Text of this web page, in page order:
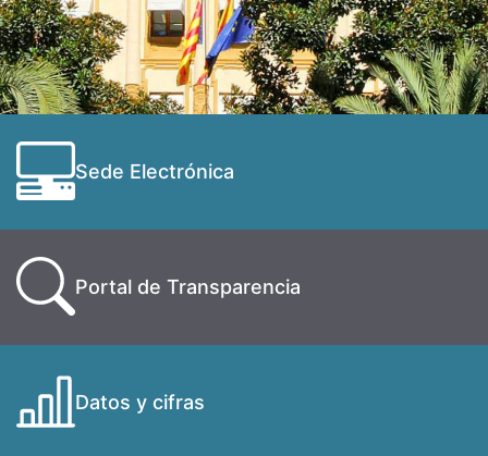
Sede Electrónica
Portal de Transparencia
Datos y cifras